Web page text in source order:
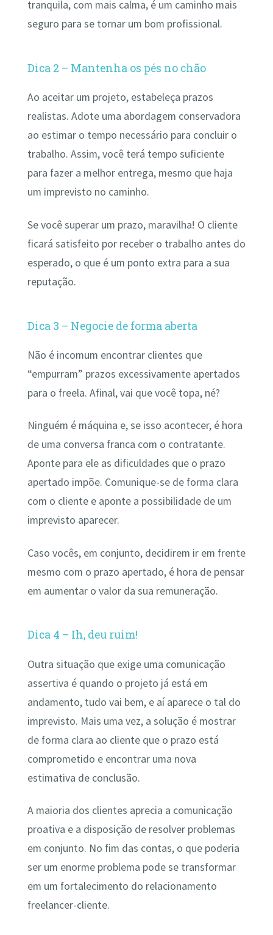
tranquila, com mais calma, é um caminho mais
seguro para se tornar um bom profissional.
Dica 2 – Mantenha os pés no chão
Ao aceitar um projeto, estabeleça prazos
realistas. Adote uma abordagem conservadora
ao estimar o tempo necessário para concluir o
trabalho. Assim, você terá tempo suficiente
para fazer a melhor entrega, mesmo que haja
um imprevisto no caminho.
Se você superar um prazo, maravilha! O cliente
ficará satisfeito por receber o trabalho antes do
esperado, o que é um ponto extra para a sua
reputação.
Dica 3 – Negocie de forma aberta
Não é incomum encontrar clientes que
“empurram” prazos excessivamente apertados
para o freela. Afinal, vai que você topa, né?
Ninguém é máquina e, se isso acontecer, é hora
de uma conversa franca com o contratante.
Aponte para ele as dificuldades que o prazo
apertado impõe. Comunique-se de forma clara
com o cliente e aponte a possibilidade de um
imprevisto aparecer.
Caso vocês, em conjunto, decidirem ir em frente
mesmo com o prazo apertado, é hora de pensar
em aumentar o valor da sua remuneração.
Dica 4 – Ih, deu ruim!
Outra situação que exige uma comunicação
assertiva é quando o projeto já está em
andamento, tudo vai bem, e aí aparece o tal do
imprevisto. Mais uma vez, a solução é mostrar
de forma clara ao cliente que o prazo está
comprometido e encontrar uma nova
estimativa de conclusão.
A maioria dos clientes aprecia a comunicação
proativa e a disposição de resolver problemas
em conjunto. No fim das contas, o que poderia
ser um enorme problema pode se transformar
em um fortalecimento do relacionamento
freelancer-cliente.